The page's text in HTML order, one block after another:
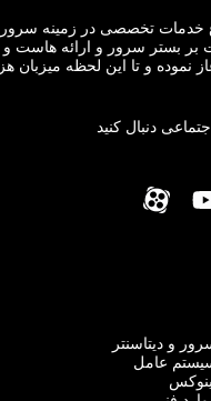
خدمات تخصصی در زمینه سرور
بر بستر سرور و ارائه هاست و
خود را از سال 1391 آغاز نموده و تا این لحظه
دنبال کنید
و دیتاسنتر
عامل